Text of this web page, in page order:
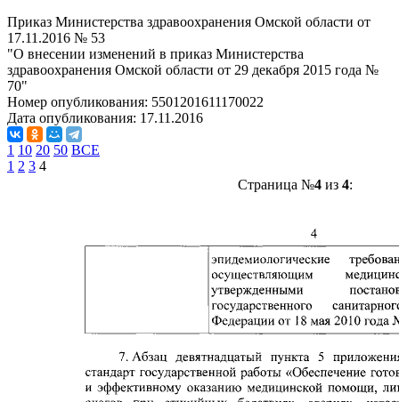
Приказ Министерства здравоохранения Омской области от
17.11.2016 № 53
"О внесении изменений в приказ Министерства
здравоохранения Омской области от 29 декабря 2015 года №
70"
Номер опубликования: 5501201611170022
Дата опубликования: 17.11.2016
1 10 20 50 ВСЕ
1 2 3 4
Страница №4из 4: